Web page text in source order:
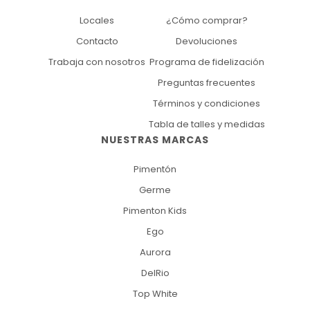
NUESTRAS MARCAS
Pimentón
Germe
Pimenton Kids
Ego
Aurora
DelRio
Top White
¿Cómo comprar?
Devoluciones
Programa de fidelización
Preguntas frecuentes
Términos y condiciones
Tabla de talles y medidas
Locales
Contacto
Trabaja con nosotros